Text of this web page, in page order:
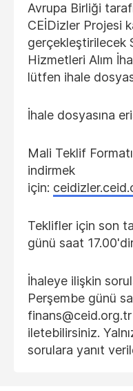
Avrupa Birliği
CEİDizler Projesi
gerçekleştirilecek
Hizmetleri Alım
lütfen ihale
İhale dosyasına
Mali Teklif
indirmek
için:
Teklifler için son
günü saat
İhaleye ilişkin
Perşembe günü
iletebilirsiniz.
sorulara yanıt